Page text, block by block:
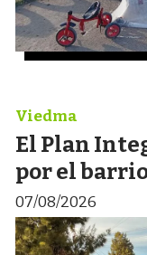
El Plan
por el
Viedma
07/08/2026